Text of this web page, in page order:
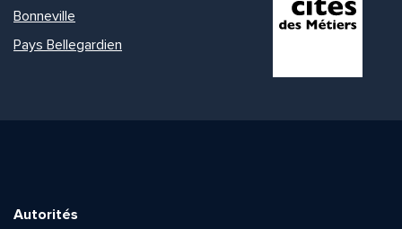
Bonneville
Pays Bellegardien
Autorités